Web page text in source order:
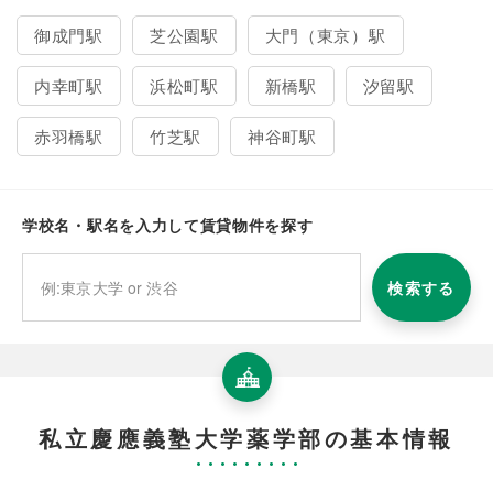
御成門駅 芝公園駅 大門（東京）駅
内幸町駅 浜松町駅 新橋駅 汐留駅
赤羽橋駅 竹芝駅 神谷町駅
学校名・駅名を入力して賃貸物件を探す
検索する
私立慶應義塾大学薬学部の基本情報